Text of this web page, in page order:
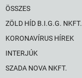
ÖSSZES
ZÖLD HÍD B.I.G.G. NKFT.
KORONAVÍRUS HÍREK
INTERJÚK
SZADA NOVA NKFT.